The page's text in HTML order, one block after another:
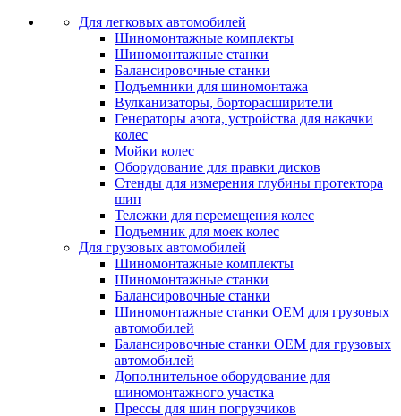
Для легковых автомобилей
Шиномонтажные комплекты
Шиномонтажные станки
Балансировочные станки
Подъемники для шиномонтажа
Вулканизаторы, борторасширители
Генераторы азота, устройства для накачки
колес
Мойки колес
Оборудование для правки дисков
Стенды для измерения глубины протектора
шин
Тележки для перемещения колес
Подъемник для моек колеc
Для грузовых автомобилей
Шиномонтажные комплекты
Шиномонтажные станки
Балансировочные станки
Шиномонтажные станки ОЕМ для грузовых
автомобилей
Балансировочные станки ОЕМ для грузовых
автомобилей
Дополнительное оборудование для
шиномонтажного участка
Прессы для шин погрузчиков